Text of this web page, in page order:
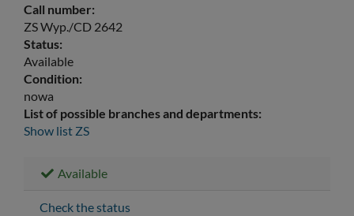
Call number:
ZS Wyp./CD 2642
Status:
Available
Condition:
nowa
List of possible branches and departments:
Show list ZS
Available
Check the status